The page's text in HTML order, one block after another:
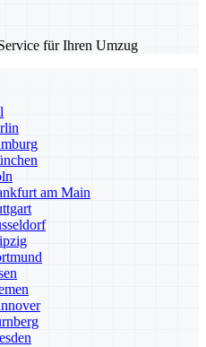
für Ihren Umzug
am Main